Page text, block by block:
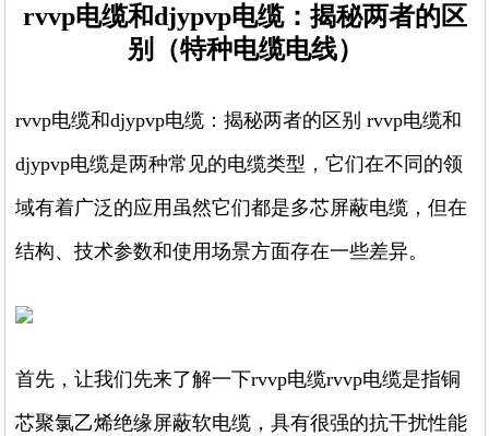
rvvp电缆和djypvp电缆：揭秘两者的区
别（特种电缆电线）
rvvp电缆和djypvp电缆：揭秘两者的区别 rvvp电缆和
djypvp电缆是两种常见的电缆类型，它们在不同的领
域有着广泛的应用虽然它们都是多芯屏蔽电缆，但在
结构、技术参数和使用场景方面存在一些差异。
首先，让我们先来了解一下rvvp电缆rvvp电缆是指铜
芯聚氯乙烯绝缘屏蔽软电缆，具有很强的抗干扰性能